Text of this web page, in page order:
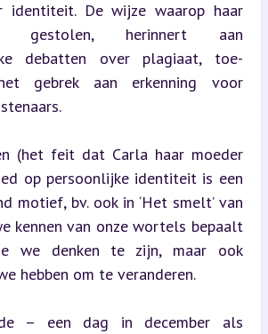
identiteit. De wijze waarop haar
gestolen, herinnert aan
debatten over plagiaat, toe-
gebrek aan erkenning voor
(het feit dat Carla haar moeder
op persoonlijke identiteit is een
motief, bv. ook in ‘Het smelt’ van
kennen van onze wortels bepaalt
we denken te zijn, maar ook
hebben om te veranderen.
– een dag in december als